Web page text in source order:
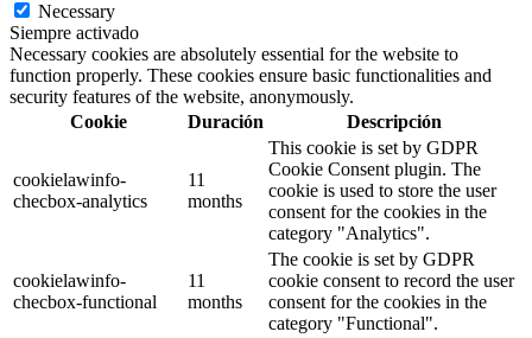
Necessary
Siempre activado
Necessary cookies are absolutely essential for the website to
function properly. These cookies ensure basic functionalities and
security features of the website, anonymously.
Cookie
Duración Descripción
cookielawinfo-
checbox-analytics
11
months
This cookie is set by GDPR
Cookie Consent plugin. The
cookie is used to store the user
consent for the cookies in the
category "Analytics".
cookielawinfo-
checbox-functional
11
months
The cookie is set by GDPR
cookie consent to record the user
consent for the cookies in the
category "Functional".